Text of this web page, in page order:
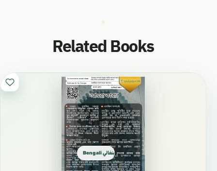
Related Books
Bengali بنغالي বাংলা